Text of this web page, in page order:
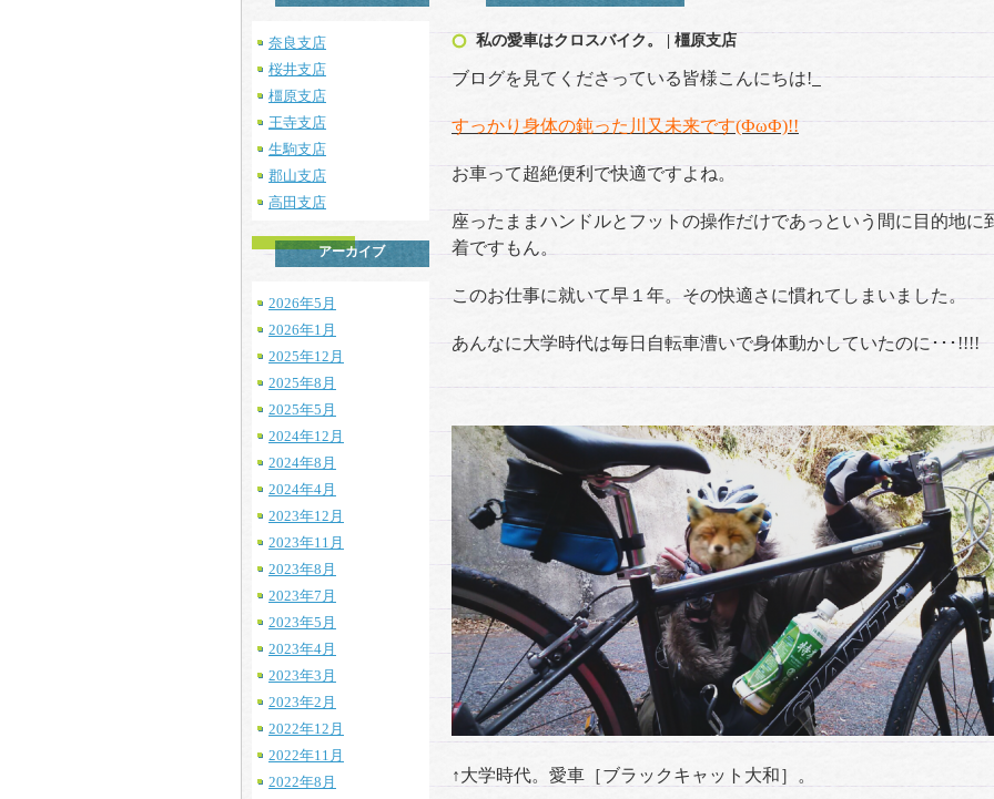
奈良支店
桜井支店
橿原支店
王寺支店
生駒支店
郡山支店
高田支店
アーカイブ
2026年5月
2026年1月
2025年12月
2025年8月
2025年5月
2024年12月
2024年8月
2024年4月
2023年12月
2023年11月
2023年8月
2023年7月
2023年5月
2023年4月
2023年3月
2023年2月
2022年12月
2022年11月
2022年8月
私の愛車はクロスバイク。 | 橿原支店
ブログを見てくださっている皆様こんにちは!
すっかり身体の鈍った川又未来です(ФωФ)!!
お車って超絶便利で快適ですよね。
座ったままハンドルとフットの操作だけであっという間に目的地に
着ですもん。
このお仕事に就いて早１年。その快適さに慣れてしまいました。
あんなに大学時代は毎日自転車漕いで身体動かしていたのに･･･!!!!
↑大学時代。愛車［ブラックキャット大和］。